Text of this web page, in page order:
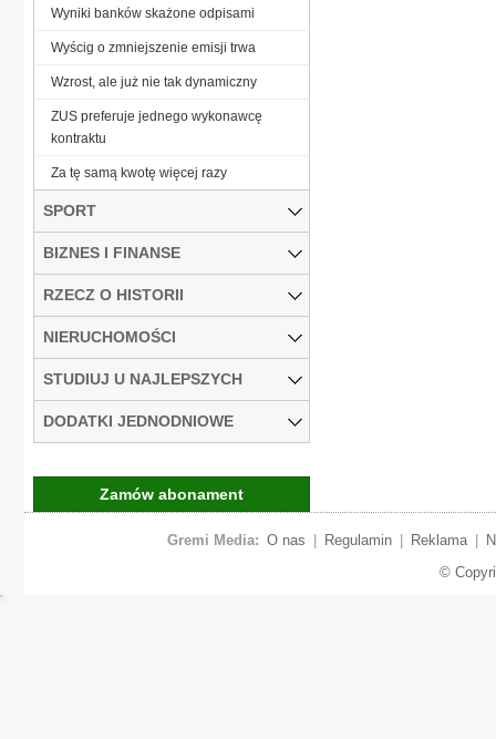
Wyniki banków skażone odpisami
Wyścig o zmniejszenie emisji trwa
Wzrost, ale już nie tak dynamiczny
ZUS preferuje jednego wykonawcę
kontraktu
Za tę samą kwotę więcej razy
SPORT
BIZNES I FINANSE
RZECZ O HISTORII
NIERUCHOMOŚCI
STUDIUJ U NAJLEPSZYCH
DODATKI JEDNODNIOWE
Zamów abonament
Gremi Media: O nas Regulamin Reklama
©